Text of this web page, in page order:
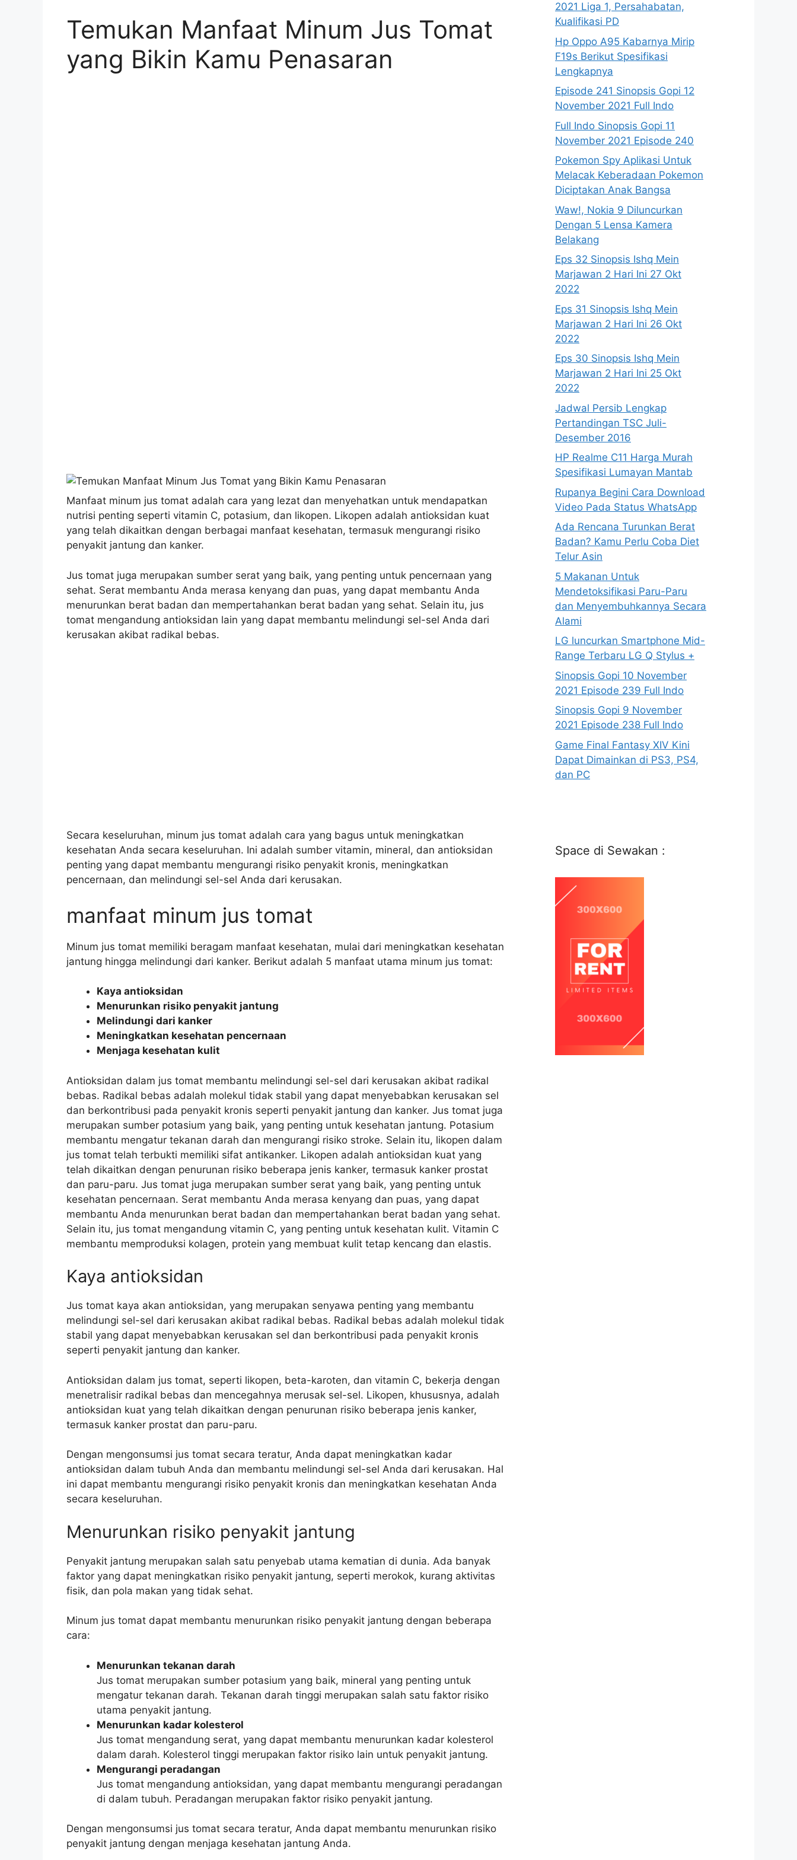
Temukan Manfaat Minum Jus Tomat
yang Bikin Kamu Penasaran
Manfaat minum jus tomat adalah cara yang lezat dan menyehatkan untuk mendapatkan
nutrisi penting seperti vitamin C, potasium, dan likopen. Likopen adalah antioksidan kuat
yang telah dikaitkan dengan berbagai manfaat kesehatan, termasuk mengurangi risiko
penyakit jantung dan kanker.
Jus tomat juga merupakan sumber serat yang baik, yang penting untuk pencernaan yang
sehat. Serat membantu Anda merasa kenyang dan puas, yang dapat membantu Anda
menurunkan berat badan dan mempertahankan berat badan yang sehat. Selain itu, jus
tomat mengandung antioksidan lain yang dapat membantu melindungi sel-sel Anda dari
kerusakan akibat radikal bebas.
Secara keseluruhan, minum jus tomat adalah cara yang bagus untuk meningkatkan
kesehatan Anda secara keseluruhan. Ini adalah sumber vitamin, mineral, dan antioksidan
penting yang dapat membantu mengurangi risiko penyakit kronis, meningkatkan
pencernaan, dan melindungi sel-sel Anda dari kerusakan.
manfaat minum jus tomat
Minum jus tomat memiliki beragam manfaat kesehatan, mulai dari meningkatkan kesehatan
jantung hingga melindungi dari kanker. Berikut adalah 5 manfaat utama minum jus tomat:
Kaya antioksidan
Menurunkan risiko penyakit jantung
Melindungi dari kanker
Meningkatkan kesehatan pencernaan
Menjaga kesehatan kulit
Antioksidan dalam jus tomat membantu melindungi sel-sel dari kerusakan akibat radikal
bebas. Radikal bebas adalah molekul tidak stabil yang dapat menyebabkan kerusakan sel
dan berkontribusi pada penyakit kronis seperti penyakit jantung dan kanker. Jus tomat juga
merupakan sumber potasium yang baik, yang penting untuk kesehatan jantung. Potasium
membantu mengatur tekanan darah dan mengurangi risiko stroke. Selain itu, likopen dalam
jus tomat telah terbukti memiliki sifat antikanker. Likopen adalah antioksidan kuat yang
telah dikaitkan dengan penurunan risiko beberapa jenis kanker, termasuk kanker prostat
dan paru-paru. Jus tomat juga merupakan sumber serat yang baik, yang penting untuk
kesehatan pencernaan. Serat membantu Anda merasa kenyang dan puas, yang dapat
membantu Anda menurunkan berat badan dan mempertahankan berat badan yang sehat.
Selain itu, jus tomat mengandung vitamin C, yang penting untuk kesehatan kulit. Vitamin C
membantu memproduksi kolagen, protein yang membuat kulit tetap kencang dan elastis.
Kaya antioksidan
Jus tomat kaya akan antioksidan, yang merupakan senyawa penting yang membantu
melindungi sel-sel dari kerusakan akibat radikal bebas. Radikal bebas adalah molekul tidak
stabil yang dapat menyebabkan kerusakan sel dan berkontribusi pada penyakit kronis
seperti penyakit jantung dan kanker.
Antioksidan dalam jus tomat, seperti likopen, beta-karoten, dan vitamin C, bekerja dengan
menetralisir radikal bebas dan mencegahnya merusak sel-sel. Likopen, khususnya, adalah
antioksidan kuat yang telah dikaitkan dengan penurunan risiko beberapa jenis kanker,
termasuk kanker prostat dan paru-paru.
Dengan mengonsumsi jus tomat secara teratur, Anda dapat meningkatkan kadar
antioksidan dalam tubuh Anda dan membantu melindungi sel-sel Anda dari kerusakan. Hal
ini dapat membantu mengurangi risiko penyakit kronis dan meningkatkan kesehatan Anda
secara keseluruhan.
Menurunkan risiko penyakit jantung
Penyakit jantung merupakan salah satu penyebab utama kematian di dunia. Ada banyak
faktor yang dapat meningkatkan risiko penyakit jantung, seperti merokok, kurang aktivitas
fisik, dan pola makan yang tidak sehat.
Minum jus tomat dapat membantu menurunkan risiko penyakit jantung dengan beberapa
cara:
Menurunkan tekanan darah
Jus tomat merupakan sumber potasium yang baik, mineral yang penting untuk
mengatur tekanan darah. Tekanan darah tinggi merupakan salah satu faktor risiko
utama penyakit jantung.
Menurunkan kadar kolesterol
Jus tomat mengandung serat, yang dapat membantu menurunkan kadar kolesterol
dalam darah. Kolesterol tinggi merupakan faktor risiko lain untuk penyakit jantung.
Mengurangi peradangan
Jus tomat mengandung antioksidan, yang dapat membantu mengurangi peradangan
di dalam tubuh. Peradangan merupakan faktor risiko penyakit jantung.
Dengan mengonsumsi jus tomat secara teratur, Anda dapat membantu menurunkan risiko
penyakit jantung dengan menjaga kesehatan jantung Anda.
2021 Liga 1, Persahabatan,
Kualifikasi PD
Hp Oppo A95 Kabarnya Mirip
F19s Berikut Spesifikasi
Lengkapnya
Episode 241 Sinopsis Gopi 12
November 2021 Full Indo
Full Indo Sinopsis Gopi 11
November 2021 Episode 240
Pokemon Spy Aplikasi Untuk
Melacak Keberadaan Pokemon
Diciptakan Anak Bangsa
Waw!, Nokia 9 Diluncurkan
Dengan 5 Lensa Kamera
Belakang
Eps 32 Sinopsis Ishq Mein
Marjawan 2 Hari Ini 27 Okt
2022
Eps 31 Sinopsis Ishq Mein
Marjawan 2 Hari Ini 26 Okt
2022
Eps 30 Sinopsis Ishq Mein
Marjawan 2 Hari Ini 25 Okt
2022
Jadwal Persib Lengkap
Pertandingan TSC Juli-
Desember 2016
HP Realme C11 Harga Murah
Spesifikasi Lumayan Mantab
Rupanya Begini Cara Download
Video Pada Status WhatsApp
Ada Rencana Turunkan Berat
Badan? Kamu Perlu Coba Diet
Telur Asin
5 Makanan Untuk
Mendetoksifikasi Paru-Paru
dan Menyembuhkannya Secara
Alami
LG luncurkan Smartphone Mid-
Range Terbaru LG Q Stylus +
Sinopsis Gopi 10 November
2021 Episode 239 Full Indo
Sinopsis Gopi 9 November
2021 Episode 238 Full Indo
Game Final Fantasy XIV Kini
Dapat Dimainkan di PS3, PS4,
dan PC
Space di Sewakan :